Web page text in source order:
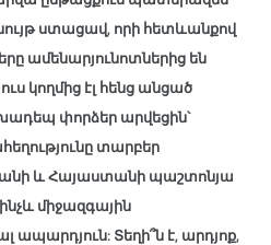
ստացավ, որի հետևանքով
ամենարյունոտներից են
կողմից էլ հենց անցած
փորձեր արվեցին՝
տարբեր
և Հայաստանի պաշտոնյա
միջազգային
ապարդյուն: Տեղի՞ն է, արդյոք,